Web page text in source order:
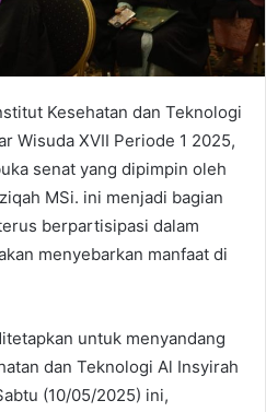
Kesehatan dan Teknologi
Wisuda XVII Periode 1 2025,
senat yang dipimpin oleh
MSi. ini menjadi bagian
berpartisipasi dalam
menyebarkan manfaat di
untuk menyandang
dan Teknologi Al Insyirah
(10/05/2025) ini,